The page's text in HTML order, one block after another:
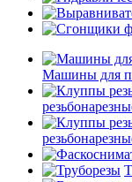
Машины для